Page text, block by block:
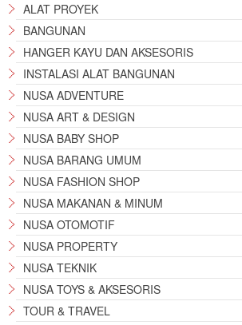
ALAT PROYEK
BANGUNAN
HANGER KAYU DAN AKSESORIS
INSTALASI ALAT BANGUNAN
NUSA ADVENTURE
NUSA ART & DESIGN
NUSA BABY SHOP
NUSA BARANG UMUM
NUSA FASHION SHOP
NUSA MAKANAN & MINUM
NUSA OTOMOTIF
NUSA PROPERTY
NUSA TEKNIK
NUSA TOYS & AKSESORIS
TOUR & TRAVEL